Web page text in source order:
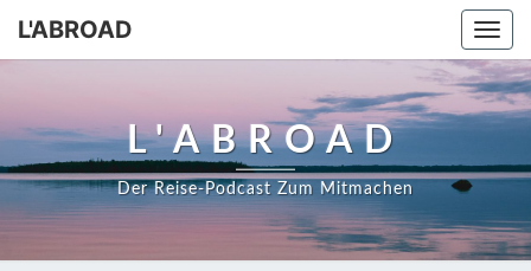
Skip
L'ABROAD
L'ABROAD
Der Reise-Podcast Zum Mitmachen